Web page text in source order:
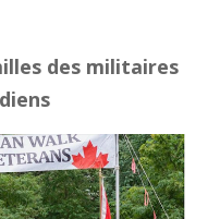
des militaires